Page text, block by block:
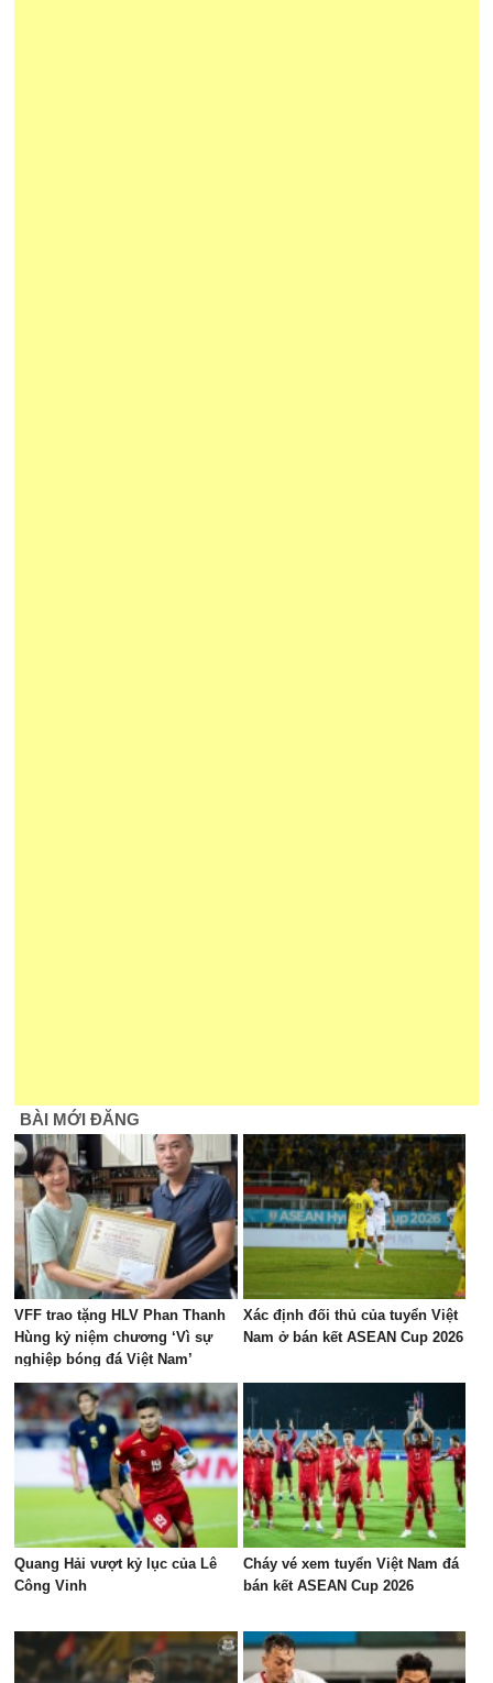
BÀI MỚI ĐĂNG
VFF trao tặng HLV Phan Thanh
Hùng kỷ niệm chương ‘Vì sự
nghiệp bóng đá Việt Nam’
Xác định đối thủ của tuyển Việt
Nam ở bán kết ASEAN Cup 2026
Quang Hải vượt kỷ lục của Lê
Công Vinh
Cháy vé xem tuyển Việt Nam đá
bán kết ASEAN Cup 2026